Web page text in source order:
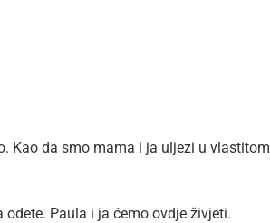
Kao da smo mama i ja uljezi u vlastitom
Paula i ja ćemo ovdje živjeti.